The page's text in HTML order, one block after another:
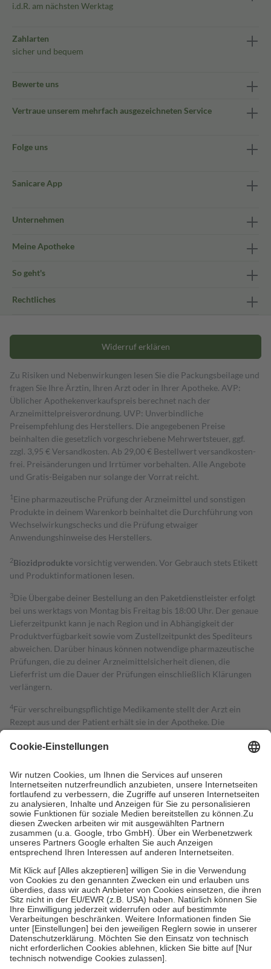
i.d.R. am nächsten Werktag
Zahlarten
sicher und bequem
Bewerte uns
Vertraue unserem mehrfach ausgezeichneten Service
Folge uns
Sanicare App
Unternehmen
Meine Apotheke
So geht's
Rechtliches
Widerruf erklären
Zu Risiken und Nebenwirkungen lesen Sie die Packungsbeilage und
fragen Sie Ihre Ärztin, Ihren Arzt oder in Ihrer Apotheke. AVP:
Üblicher Apothekenverkaufspreis berechnet nach der
Arzneimittelpreisverordnung. UVP: Unverbindliche
Preisempfehlung des Herstellers. Die angegebenen Preise
beinhalten die gesetzlich vorgeschriebene Mehrwertsteuer, ggf.
zzgl. 3,95 € Versandkosten. Ab 29,00 € Bestell­wert versand­kosten­
frei. Preisänderungen und Irrtümer vorbehalten. Alle Angebote
und Gratis-Beigaben nur solange der Vorrat reicht.
1 Eine pharmazeutische Prüfung der Arzneimittel und sonstigen
Produkte in deinem Warenkorb beinhaltet die Durchführung von
Wechselwirkungschecks und die Prüfung etwaiger
Anwendungshinweise des Herstellers.
2Biozidproduktevorsichtig verwenden. Vor Gebrauch stets Etikett
und Produktinformationen lesen.
3Die Übergabe deiner Bestellung an den Paketdienstleister erfolgt
bei uns werktags von Montag bis Freitag bis 18:00 Uhr. Der genaue
Lieferzeitpunkt kann je nach Region und in Abhängigkeit der
Produktverfügbarkeit sowie vom Zustellzeitpunkt des Spediteurs
abweichen. Darüber hinaus können notwendige pharmazeutische
Prüfungen, die zu deiner Arzneimittelsicherheit dienen, die
Lieferfrist um die Dauer der Prüfungen einschließlich Klärungen
verlängern.
4Für verschreibungspflichtige Medikamente stellt der Arzt ein
Rezept aus und der Patient erhält sie in der Apotheke. Die
Kosten dafür, der Versicherte trägt einen Teil davon als Zuzahlung
Grundsätzlich leisten Mitglieder Zuzahlungen in Höhe von zehn
Prozent des Abgabepreises,mindestensjedochfünf Euround
höchstens zehn Euro.Es sind jedoch nie mehr als die tatsächlichen
Kosten der Leistung zu entrichten.
Diese Regeln gelten grundsätzlich auch für Online-Apotheken.
Bei Heilmitteln und häuslicher Krankenpflege beträgt die
Zuzahlung zehn Prozent der Kosten sowie zehn Euro je
Um das Engagement der Versicherten für ihre eigene Gesundheit zu
stärken und die besondere Stellung der Familie zu unterstützen,
fallenkeine Zuzahlungen an bei:
• Kindern und Jugendlichen bis zum vollendeten 18. Lebensjahr
mit Ausnahme der Fahrkosten
• Untersuchungen zur Vorsorge und Früherkennung, die von der
GKV getragen werden
• empfohlenen Schutzimpfungen